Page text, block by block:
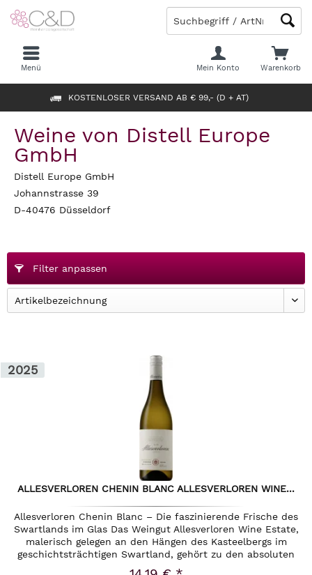
KOSTENLOSER VERSAND AB € 99,- (D + AT)
Warenkorb
Mein Konto
Menü
Weine von Distell Europe
GmbH
Distell Europe GmbH
Johannstrasse 39
D-40476 Düsseldorf
Filter anpassen
2025
ALLESVERLOREN CHENIN BLANC ALLESVERLOREN WINE...
Allesverloren Chenin Blanc – Die faszinierende Frische des
Swartlands im Glas Das Weingut Allesverloren Wine Estate,
malerisch gelegen an den Hängen des Kasteelbergs im
geschichtsträchtigen Swartland, gehört zu den absoluten
Ikonen des...